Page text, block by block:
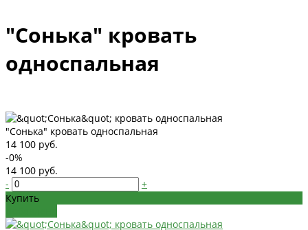
"Сонька" кровать
односпальная
"Сонька" кровать односпальная
14 100 руб.
-0%
14 100 руб.
-
+
Купить